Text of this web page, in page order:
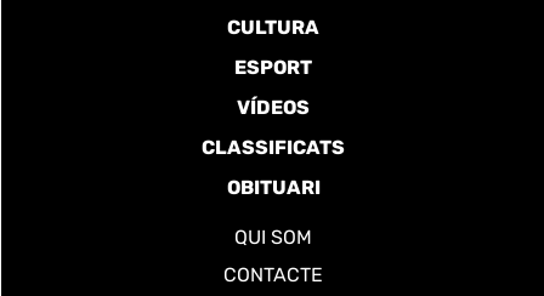
CULTURA
ESPORT
VÍDEOS
CLASSIFICATS
OBITUARI
QUI SOM
CONTACTE